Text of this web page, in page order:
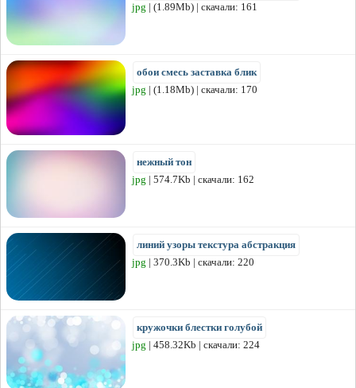
jpg | (1.89Mb) | скачали: 161
обои смесь заставка блик
jpg | (1.18Mb) | скачали: 170
нежный тон
jpg | 574.7Kb | скачали: 162
линий узоры текстура абстракция
jpg | 370.3Kb | скачали: 220
кружочки блестки голубой
jpg | 458.32Kb | скачали: 224